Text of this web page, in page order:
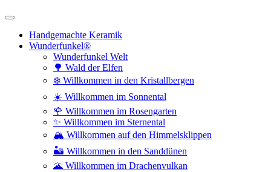
Handgemachte Keramik
Wunderfunkel®
Wunderfunkel Welt
🌳 Wald der Elfen
❄️ Willkommen in den Kristallbergen
☀️ Willkommen im Sonnental
🌹 Willkommen im Rosengarten
✨ Willkommen im Sternental
🏔️ Willkommen auf den Himmelsklippen
🏜️ Willkommen in den Sanddünen
🌋 Willkommen im Drachenvulkan